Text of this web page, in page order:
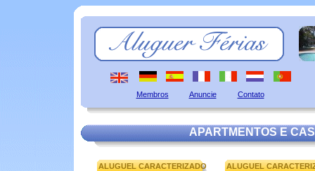
Membros Anuncie Contato
APARTMENTOS E
ALUGUEL CARACTERIZADO ALUGUEL